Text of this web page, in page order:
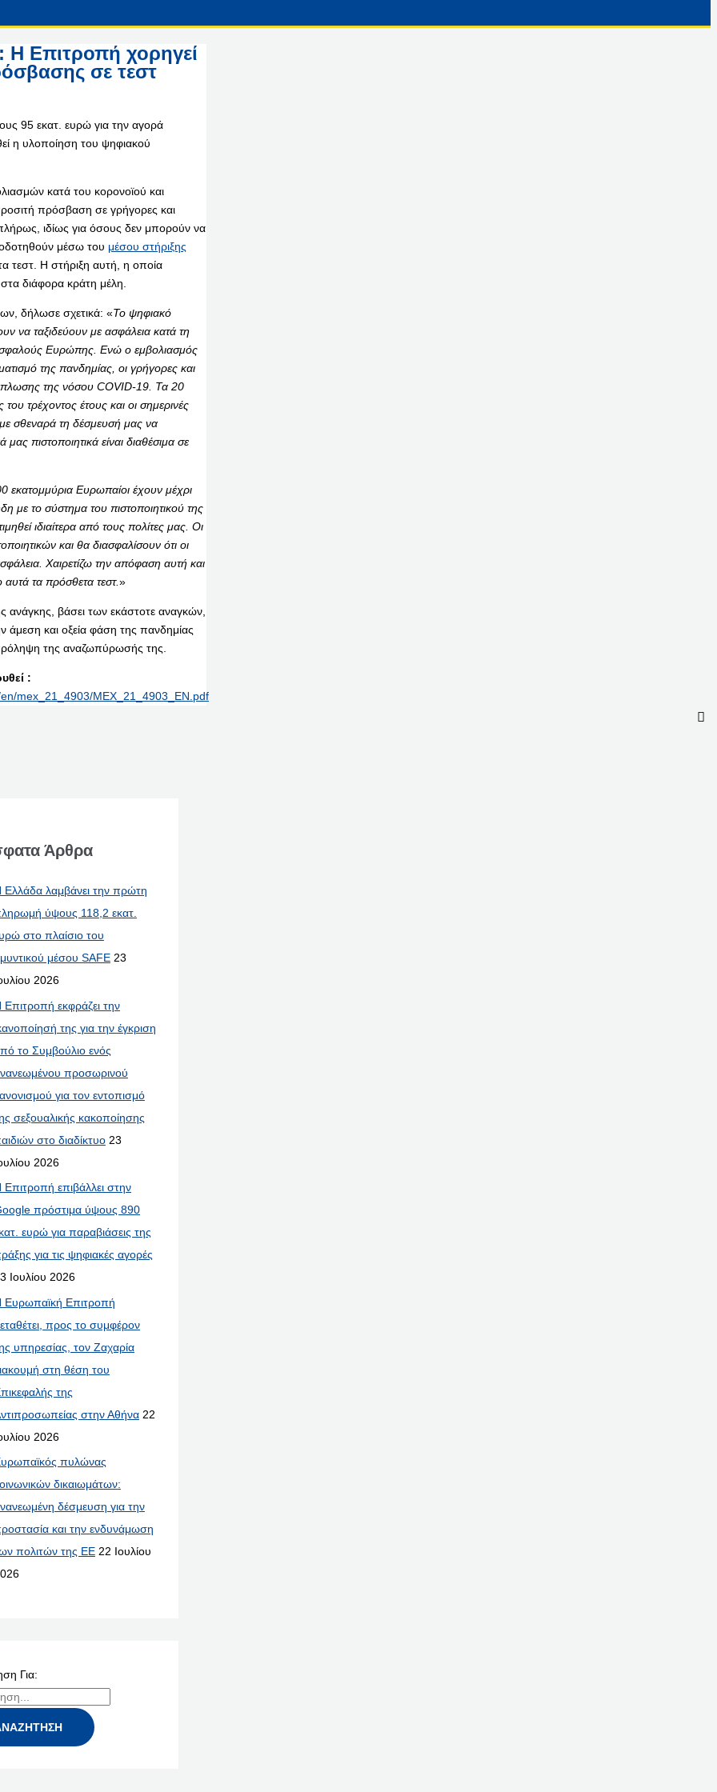
Η Επιτροπή χορηγεί
σε τεστ
95 εκατ. ευρώ για την αγορά
η υλοποίηση του ψηφιακού
κατά του κορονοϊού και
πρόσβαση σε γρήγορες και
πλήρως, ιδίως για όσους δεν μπορούν να
μέσω του μέσου στήριξης
τεστ. Η στήριξη αυτή, η οποία
διάφορα κράτη μέλη.
δήλωσε σχετικά: «Το ψηφιακό
να ταξιδεύουν με ασφάλεια κατά τη
ασφαλούς Ευρώπης. Ενώ ο εμβολιασμός
της πανδημίας, οι γρήγορες και
της νόσου COVID-19. Τα 20
τρέχοντος έτους και οι σημερινές
σθεναρά τη δέσμευσή μας να
πιστοποιητικά είναι διαθέσιμα σε
Ευρωπαίοι έχουν μέχρι
με το σύστημα του πιστοποιητικού της
ιδιαίτερα από τους πολίτες μας. Οι
και θα διασφαλίσουν ότι οι
Χαιρετίζω την απόφαση αυτή και
τα πρόσθετα τεστ.»
ανάγκης, βάσει των εκάστοτε αναγκών,
άμεση και οξεία φάση της πανδημίας
της αναζωπύρωσής της.
:
mex_21_4903/MEX_21_4903_EN.pdf
Άρθρα
Ελλάδα λαμβάνει την πρώτη
ύψους 118,2 εκατ.
στο πλαίσιο του
μέσου SAFE 23
2026
Επιτροπή εκφράζει την
της για την έγκριση
το Συμβούλιο ενός
προσωρινού
για τον εντοπισμό
σεξουαλικής κακοποίησης
στο διαδίκτυο 23
2026
Επιτροπή επιβάλλει στην
πρόστιμα ύψους 890
ευρώ για παραβιάσεις της
για τις ψηφιακές αγορές
Ιουλίου 2026
Ευρωπαϊκή Επιτροπή
προς το συμφέρον
υπηρεσίας, τον Ζαχαρία
στη θέση του
της
στην Αθήνα 22
2026
πυλώνας
δικαιωμάτων:
δέσμευση για την
και την ενδυνάμωση
πολιτών της ΕΕ 22 Ιουλίου
Για: